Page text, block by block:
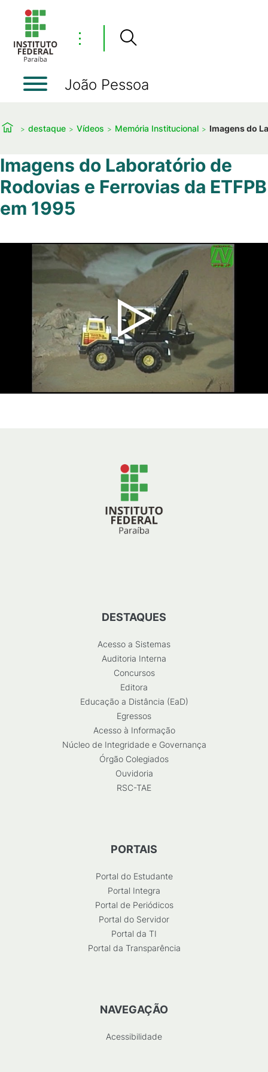
⋮
João Pessoa
destaque Vídeos Memória Institucional Imagens do
Imagens do Laboratório de
Rodovias e Ferrovias da ETFPB
em 1995
DESTAQUES
Acesso a Sistemas
Auditoria Interna
Concursos
Editora
Educação a Distância (EaD)
Egressos
Acesso à Informação
Núcleo de Integridade e Governança
Órgão Colegiados
Ouvidoria
RSC-TAE
PORTAIS
Portal do Estudante
Portal Integra
Portal de Periódicos
Portal do Servidor
Portal da TI
Portal da Transparência
NAVEGAÇÃO
Acessibilidade